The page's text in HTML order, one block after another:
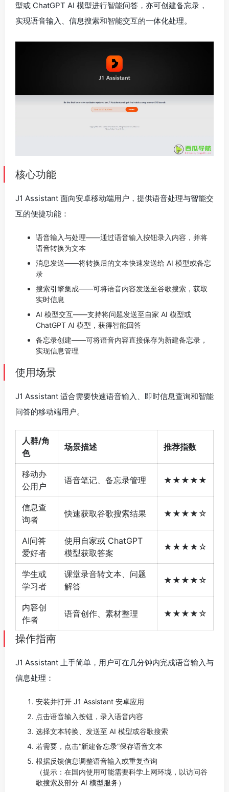
型或 ChatGPT AI 模型进行智能问答，亦可创建备忘录，
实现语音输入、信息搜索和智能交互的一体化处理。
核心功能
J1 Assistant 面向安卓移动端用户，提供语音处理与智能交
互的便捷功能：
语音输入与处理——通过语音输入按钮录入内容，并将
语音转换为文本
消息发送——将转换后的文本快速发送给 AI 模型或备忘
录
搜索引擎集成——可将语音内容发送至谷歌搜索，获取
实时信息
AI 模型交互——支持将问题发送至自家 AI 模型或
ChatGPT AI 模型，获得智能回答
备忘录创建——可将语音内容直接保存为新建备忘录，
实现信息管理
使用场景
J1 Assistant 适合需要快速语音输入、即时信息查询和智能
问答的移动端用户。
人群/角
色
场景描述 推荐指数
移动办
公用户
语音笔记、备忘录管理 ★★★★★
信息查
询者
快速获取谷歌搜索结果 ★★★★☆
AI问答
爱好者
使用自家或 ChatGPT
模型获取答案
★★★★☆
学生或
学习者
课堂录音转文本、问题
解答
★★★★☆
内容创
作者
语音创作、素材整理 ★★★★☆
操作指南
J1 Assistant 上手简单，用户可在几分钟内完成语音输入与
信息处理：
安装并打开 J1 Assistant 安卓应用
点击语音输入按钮，录入语音内容
选择文本转换、发送至 AI 模型或谷歌搜索
若需要，点击“新建备忘录”保存语音文本
根据反馈信息调整语音输入或重复查询
（提示：在国内使用可能需要科学上网环境，以访问谷
歌搜索及部分 AI 模型服务）